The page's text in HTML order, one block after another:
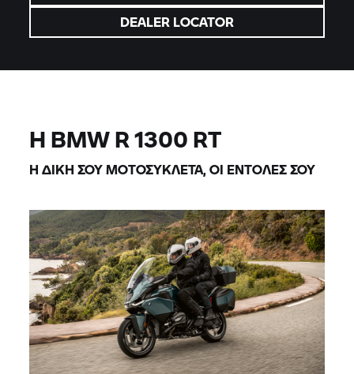
DEALER LOCATOR
Η BMW R 1300 RT
Η ΔΙΚΉ ΣΟΥ ΜΟΤΟΣΥΚΛΈΤΑ, ΟΙ ΕΝΤΟΛΈΣ ΣΟΥ